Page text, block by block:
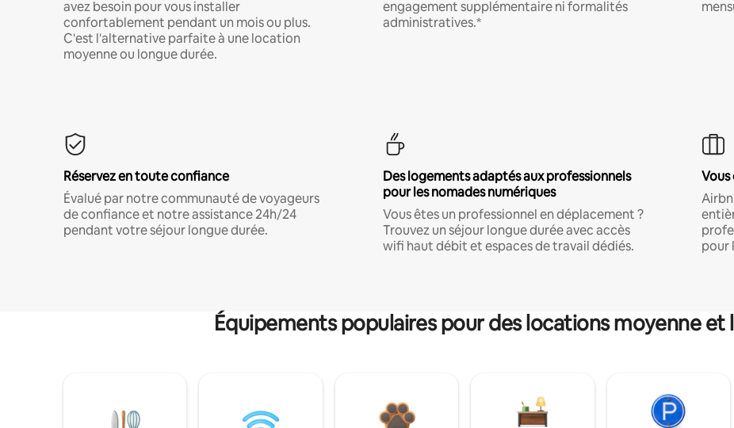
avez besoin pour vous installer
confortablement pendant un mois ou plus.
C'est l'alternative parfaite à une location
moyenne ou longue durée.
engagement supplémentaire ni formalités
administratives.*
Réservez en toute confiance
Évalué par notre communauté de voyageurs
de confiance et notre assistance 24h/24
pendant votre séjour longue durée.
Des logements adaptés aux professionnels
pour les nomades numériques
Vous êtes un professionnel en déplacement ?
Trouvez un séjour longue durée avec accès
wifi haut débit et espaces de travail dédiés.
Vous
pour
Équipements populaires pour des locations moyenne et